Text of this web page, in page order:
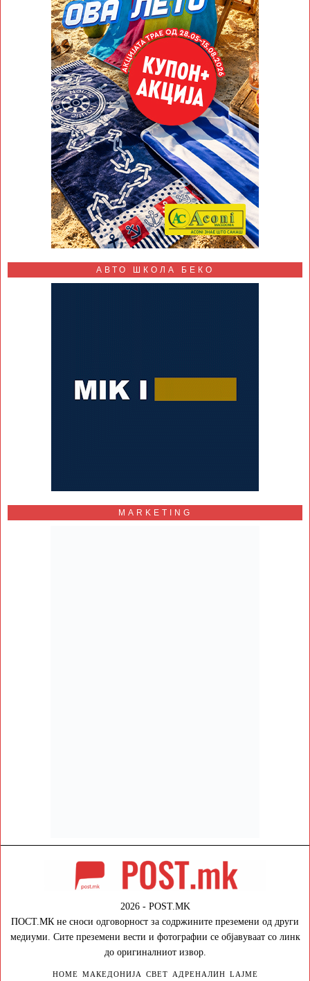
АВТО ШКОЛА БЕКО
MARKETING
2026 - POST.MK
ПОСТ.МК не сноси одговорност за содржините преземени од други
медиуми. Сите преземени вести и фотографии се објавуваат со линк
до оригиналниот извор.
HOME МАКЕДОНИЈА СВЕТ АДРЕНАЛИН LAJME